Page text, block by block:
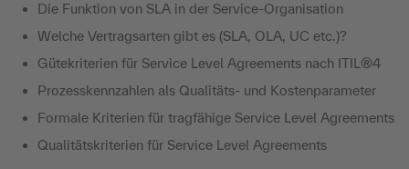
Die Funktion von SLA in der Service-Organisation
Welche Vertragsarten gibt es (SLA, OLA, UC etc.)?
Gütekriterien für Service Level Agreements nach ITIL®4
Prozesskennzahlen als Qualitäts- und Kostenparameter
Formale Kriterien für tragfähige Service Level Agreements
Qualitätskriterien für Service Level Agreements